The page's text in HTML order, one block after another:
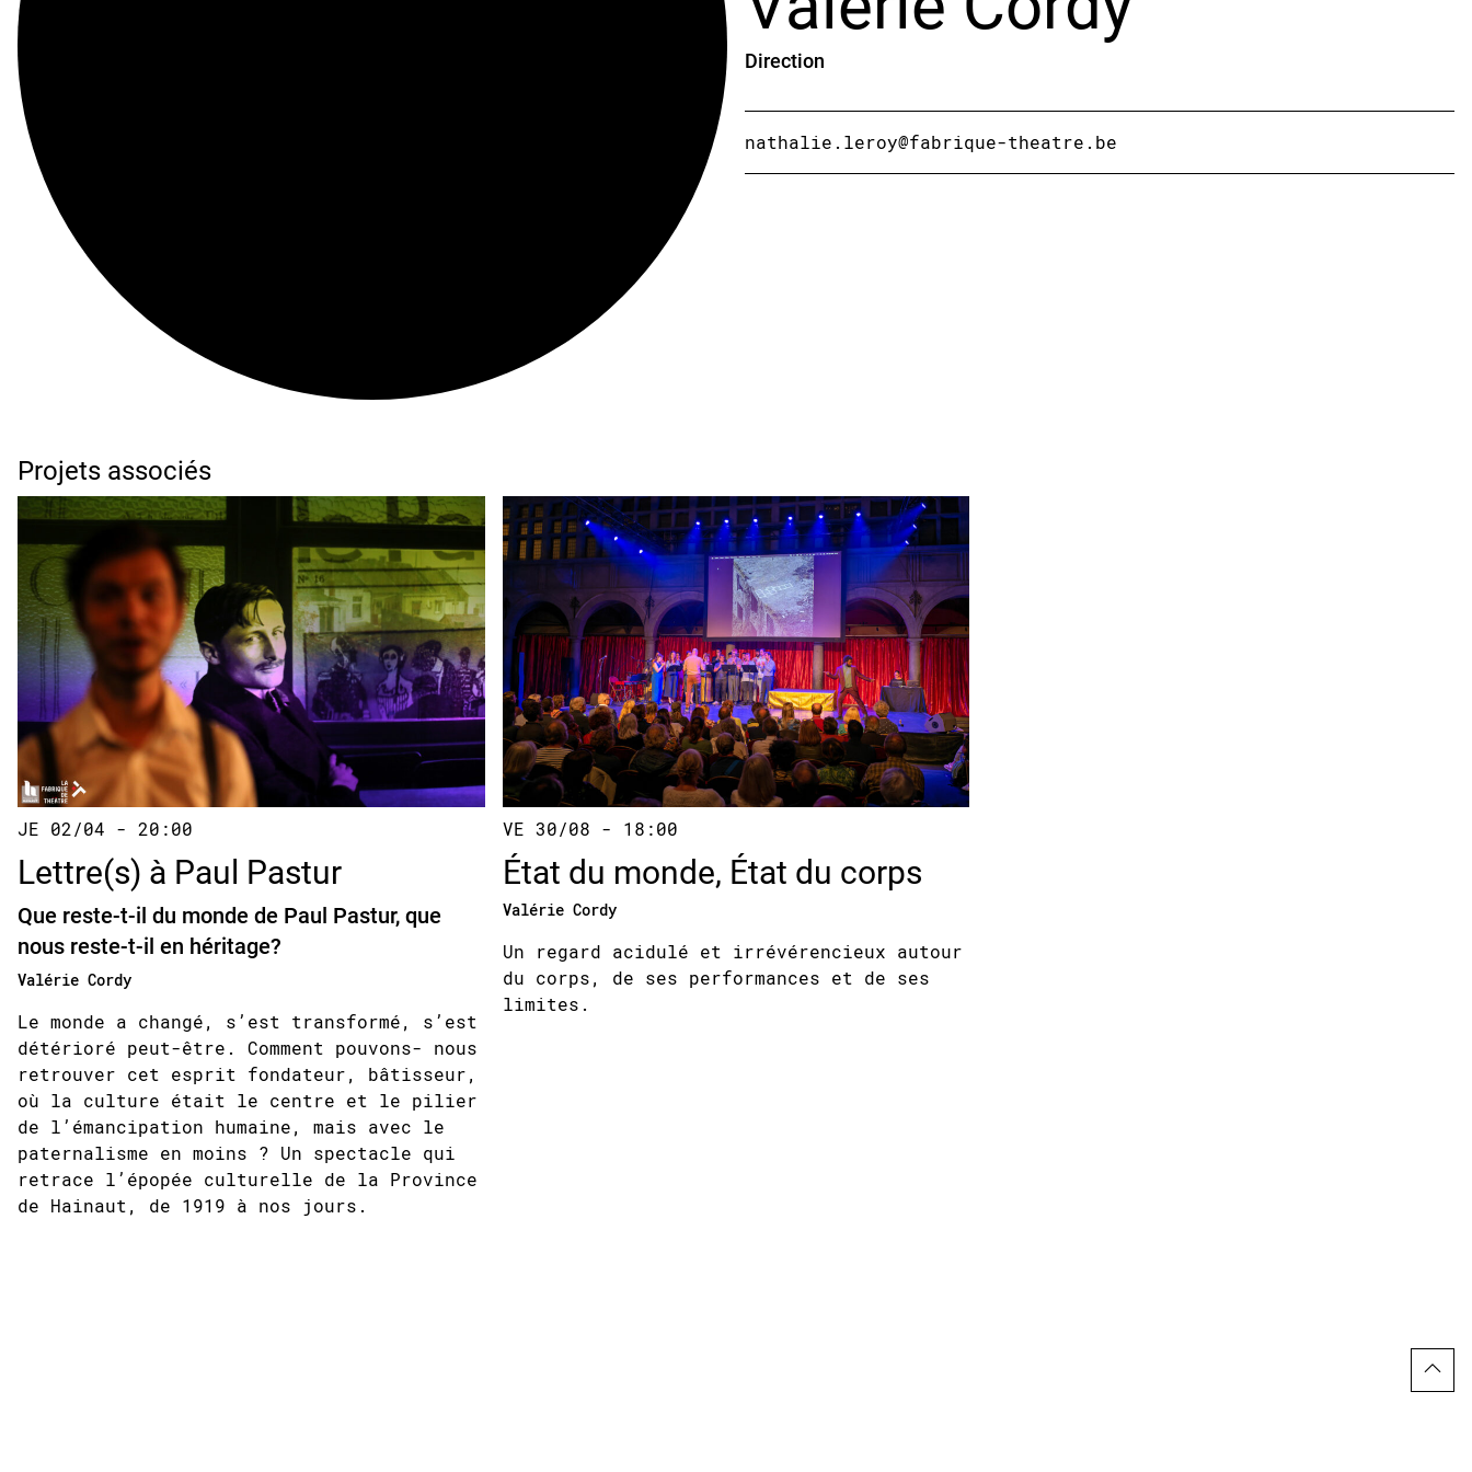
Direction
nathalie.leroy@fabrique-theatre.be
Projets associés
JE 02/04 - 20:00
Lettre(s) à Paul Pastur
Que reste-t-il du monde de Paul Pastur, que
nous reste-t-il en héritage?
Valérie Cordy
Le monde a changé, s’est transformé, s’est
détérioré peut-être. Comment pouvons- nous
retrouver cet esprit fondateur, bâtisseur,
où la culture était le centre et le pilier
de l’émancipation humaine, mais avec le
paternalisme en moins ? Un spectacle qui
retrace l’épopée culturelle de la Province
de Hainaut, de 1919 à nos jours.
VE 30/08 - 18:00
État du monde, État du corps
Valérie Cordy
Un regard acidulé et irrévérencieux autour
du corps, de ses performances et de ses
limites.